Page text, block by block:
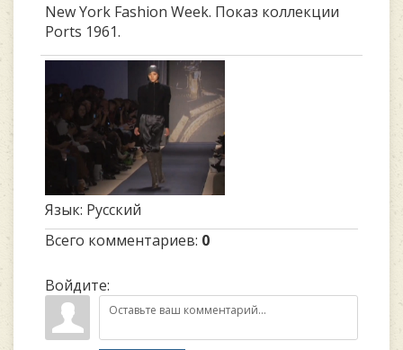
New York Fashion Week. Показ коллекции
Ports 1961.
Язык: Русский
Всего комментариев: 0
Войдите: